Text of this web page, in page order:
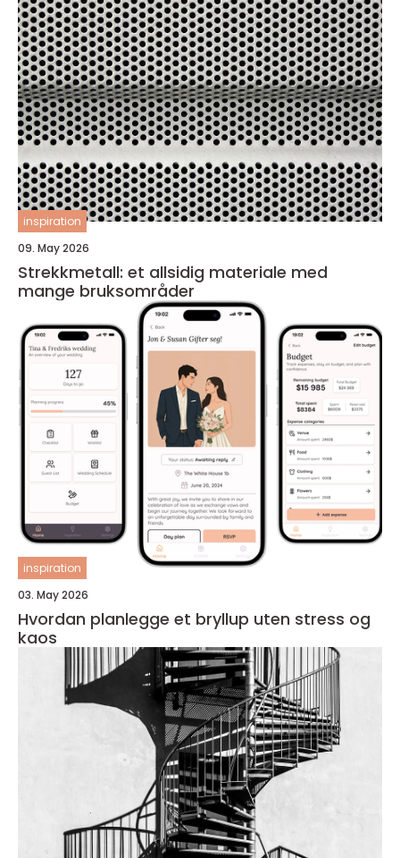
inspiration
09. May 2026
Strekkmetall: et allsidig materiale med
mange bruksområder
inspiration
03. May 2026
Hvordan planlegge et bryllup uten stress og
kaos